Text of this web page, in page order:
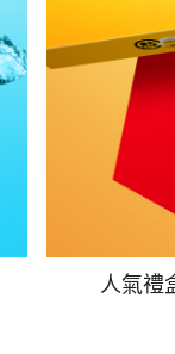
人氣禮